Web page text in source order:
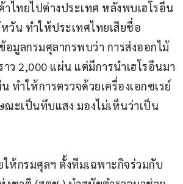
าไทยไปต่างประเทศ หลังพบเฮโรอีน
วัน ทำให้ประเทศไทยเสียชื่อ
อมูลกรมศุลากรพบว่า การส่งออกไม้
ว 2,000 แผ่น แต่มีการนำเฮโรอีนมา
ทำให้การตรวจด้วยเครื่องเอกซเรย์
ะเป็นทึบแสง มองไม่เห็นว่าเป็น
ห้กรมศุลฯ ตั้งทีมเฉพาะกิจร่วมกับ